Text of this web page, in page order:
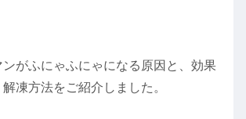
がふにゃふにゃになる原因と、効果
凍方法をご紹介しました。